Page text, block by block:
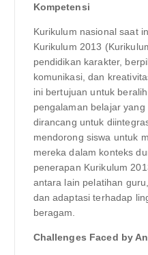
Kompetensi
Kurikulum nasional saat
Kurikulum 2013
pendidikan karakter,
komunikasi, dan
ini bertujuan untuk
pengalaman belajar
dirancang untuk
mendorong siswa untuk
mereka dalam konteks
penerapan Kurikulum
antara lain pelatihan
dan adaptasi terhadap
beragam.
Challenges Faced by